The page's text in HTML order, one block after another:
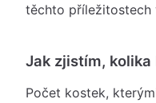
těchto příležitostech
Jak zjistím, kolika
Počet kostek,